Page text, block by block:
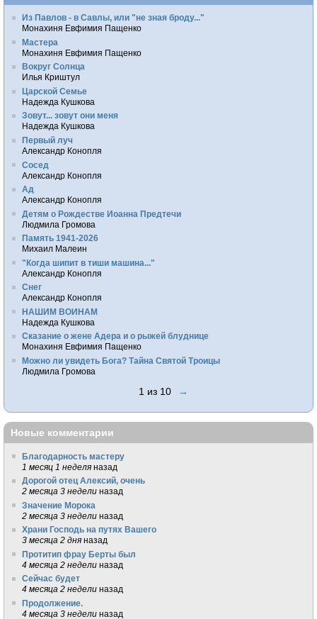
Из Павлов - в Савлы, или "не зная броду..."
Монахиня Евфимия Пащенко
Мастера
Монахиня Евфимия Пащенко
Вокруг Солнца
Илья Криштул
Царской Семье
Надежда Кушкова
Зовут... зовут они меня
Надежда Кушкова
Первый луч
Александр Конопля
Сосед
Александр Конопля
Ад
Александр Конопля
Детям о Рождестве Иоанна Предтечи
Людмила Громова
Память 1941-2026
Михаил Малеин
"Когда шипит в тиши машина..."
Александр Конопля
Снег
Александр Конопля
НАШИМ ВОИНАМ
Надежда Кушкова
Сказание о жене Адера и о рыжей блуднице
Монахиня Евфимия Пащенко
Можно ли увидеть Бога? Тайна Святой Троицы
Людмила Громова
1 из 10 →
Новые комментарии
Благодарность мастеру
1 месяц 1 неделя назад
Дорогой отец Алексий, очень
2 месяца 3 недели назад
Значение Морока
2 месяца 3 недели назад
Храни Господь на путях Вашего
3 месяца 2 дня назад
Протитип фрау Берты был
4 месяца 2 недели назад
Сейчас будет
4 месяца 2 недели назад
Продолжение.
4 месяца 3 недели назад